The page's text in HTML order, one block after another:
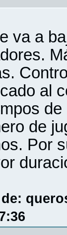
va a
al
de
Por